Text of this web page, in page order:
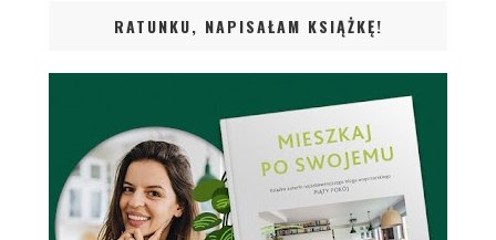
RATUNKU, NAPISAŁAM KSIĄŻKĘ!